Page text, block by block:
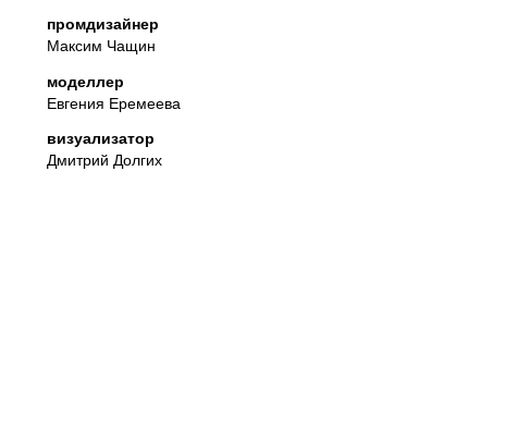
промдизайнер
Максим Чащин
моделлер
Евгения Еремеева
визуализатор
Дмитрий Долгих